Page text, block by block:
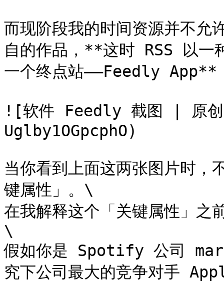
而现阶段我的时间资源并不允
自的作品，**这时 RSS 以一
一个终点站——Feedly App**
![软件 Feedly 截图 | 原
Uglby1OGpcphO)
当你看到上面这两张图片时，
键属性」。\
在我解释这个「关键属性」之
\
假如你是 Spotify 公司
究下公司最大的竞争对手